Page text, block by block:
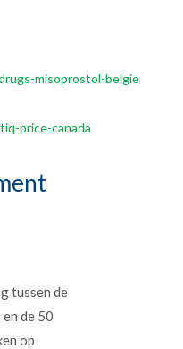
misoprostol-belgie
price-canada
tussen de
de 50
op